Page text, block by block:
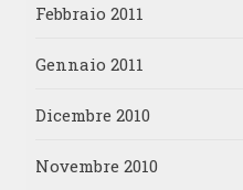
Febbraio 2011
Gennaio 2011
Dicembre 2010
Novembre 2010